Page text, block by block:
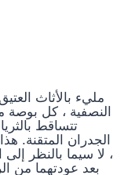
مليء بالأثاث
النصفية ، كل بوصة
تتساقط
الجدران المتقنة.
، لا سيما بالنظر إلى
بعد عودتهما من